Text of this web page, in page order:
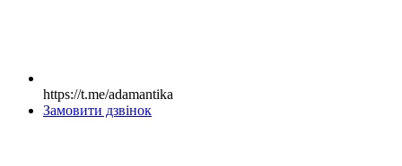
https://t.me/adamantika
Замовити дзвінок